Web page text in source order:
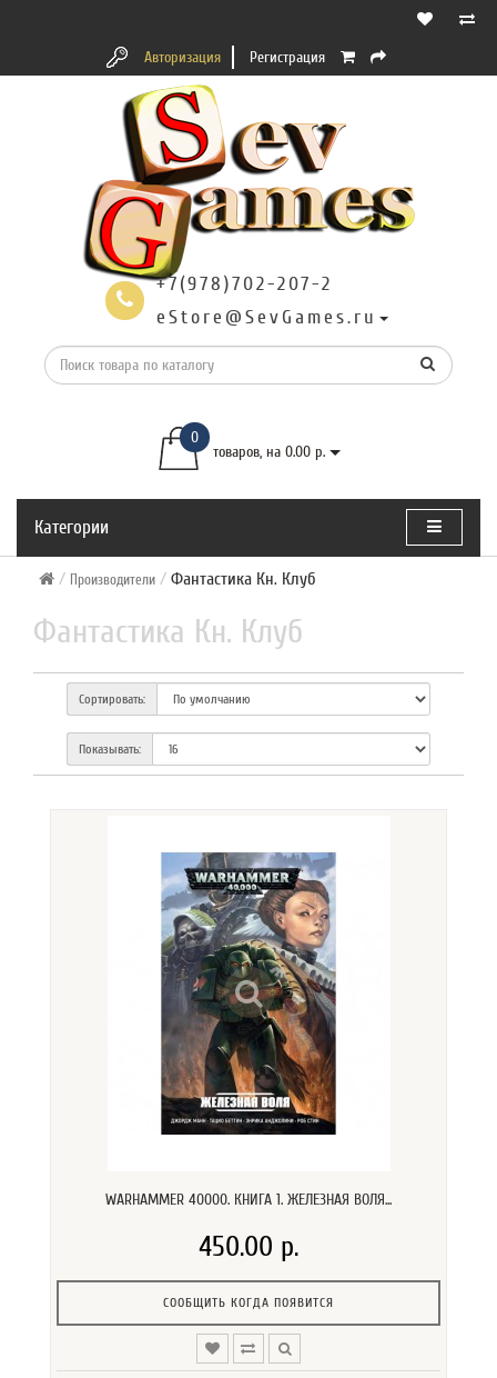
Авторизация Регистрация
+7(978)702-207-2
eStore@SevGames.ru
0
товаров, на 0.00 р.
Категории
Производители Фантастика Кн. Клуб
Фантастика Кн. Клуб
Сортировать:
Показывать:
WARHAMMER 40000. КНИГА 1. ЖЕЛЕЗНАЯ ВОЛЯ...
450.00 р.
СООБЩИТЬ КОГДА ПОЯВИТСЯ